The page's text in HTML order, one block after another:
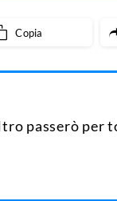
Copia
passerò per